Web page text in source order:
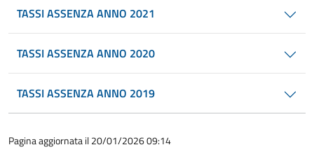
TASSI ASSENZA ANNO 2021
TASSI ASSENZA ANNO 2020
TASSI ASSENZA ANNO 2019
Pagina aggiornata il 20/01/2026 09:14